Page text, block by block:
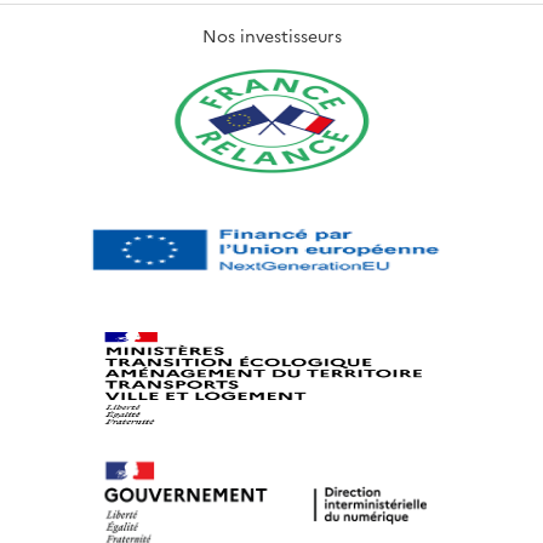
Nos investisseurs